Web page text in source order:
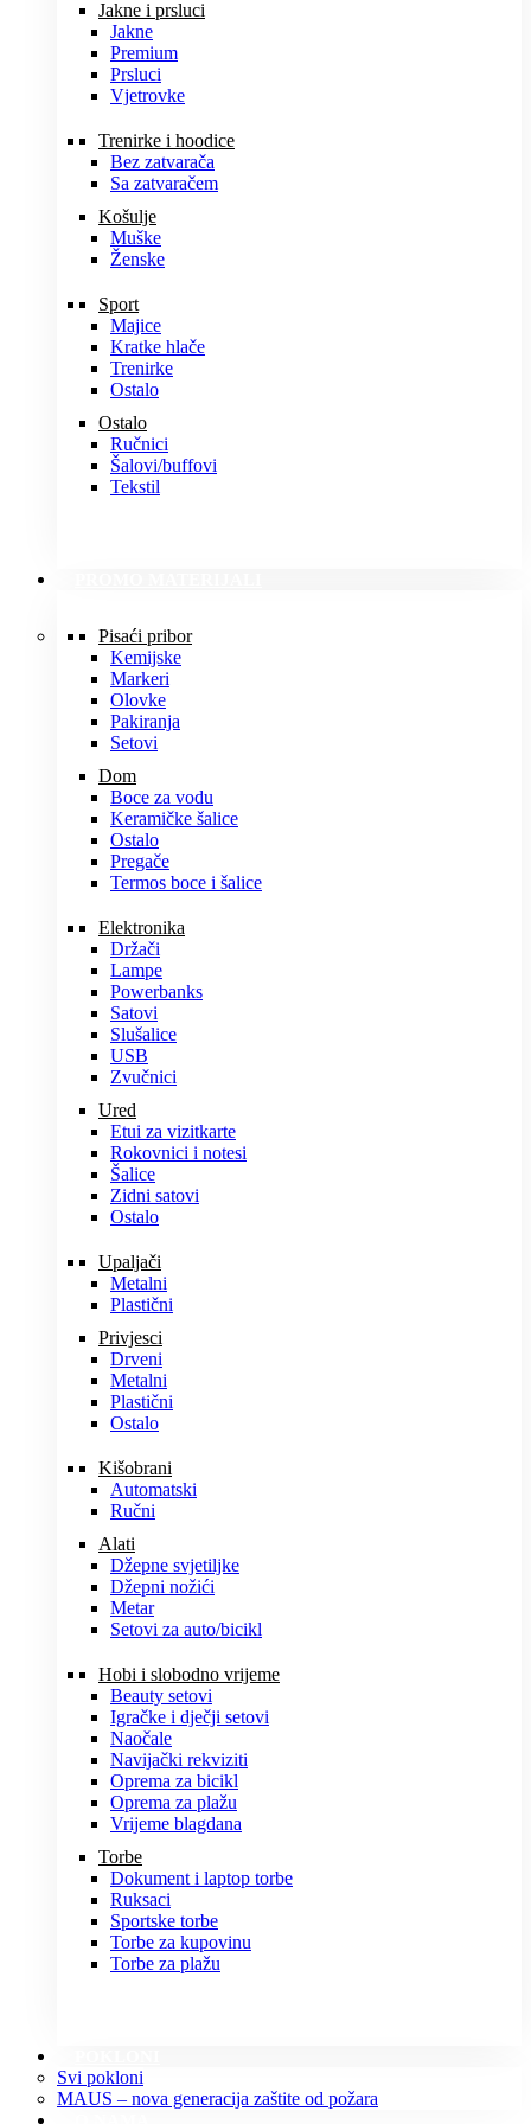
Jakne i prsluci
Jakne
Premium
Prsluci
Vjetrovke
Trenirke i hoodice
Bez zatvarača
Sa zatvaračem
Košulje
Muške
Ženske
Sport
Majice
Kratke hlače
Trenirke
Ostalo
Ostalo
Ručnici
Šalovi/buffovi
Tekstil
Pisaći pribor
Kemijske
Markeri
Olovke
Pakiranja
Setovi
Dom
Boce za vodu
Keramičke šalice
Ostalo
Pregače
Termos boce i šalice
Elektronika
Držači
Lampe
Powerbanks
Satovi
Slušalice
USB
Zvučnici
Ured
Etui za vizitkarte
Rokovnici i notesi
Šalice
Zidni satovi
Ostalo
Upaljači
Metalni
Plastični
Privjesci
Drveni
Metalni
Plastični
Ostalo
Kišobrani
Automatski
Ručni
Alati
Džepne svjetiljke
Džepni nožići
Metar
Setovi za auto/bicikl
Hobi i slobodno vrijeme
Beauty setovi
Igračke i dječji setovi
Naočale
Navijački rekviziti
Oprema za bicikl
Oprema za plažu
Vrijeme blagdana
Torbe
Dokument i laptop torbe
Ruksaci
Sportske torbe
Torbe za kupovinu
Torbe za plažu
Svi pokloni
MAUS – nova generacija zaštite od požara